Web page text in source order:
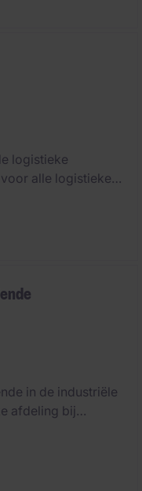
logistieke
alle logistieke
van grondstoffen
producten. Naast
voorraadbeheer.
in de industriële
afdeling bij
de logistieke
regio Antwerpen